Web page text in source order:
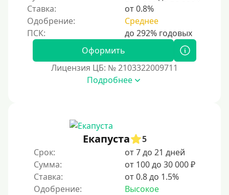
Ставка:
от 0.8%
Одобрение:
Среднее
Оформить
Лицензия ЦБ: № 2103322009711
Подробнее
Екапуста
5
Срок:
от 7 до 21 дней
Сумма:
от 100 до 30 000 ₽
Ставка:
от 0.8 до 1.5%
Одобрение:
Высокое